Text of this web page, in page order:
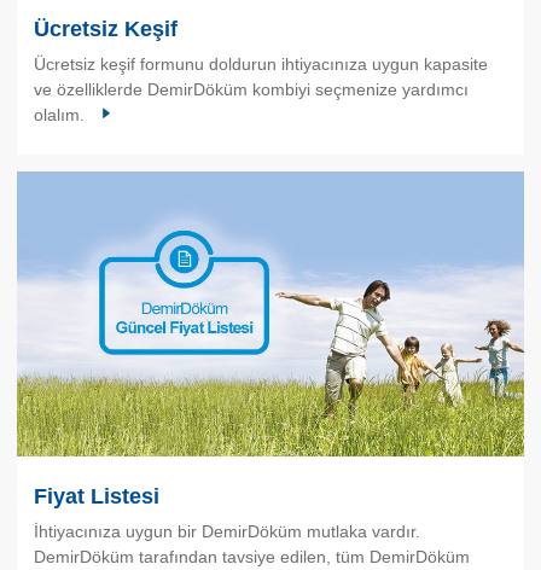
Ücretsiz Keşif
Ücretsiz keşif formunu doldurun ihtiyacınıza uygun kapasite
ve özelliklerde DemirDöküm kombiyi seçmenize yardımcı
olalım.
Fiyat Listesi
İhtiyacınıza uygun bir DemirDöküm mutlaka vardır.
DemirDöküm tarafından tavsiye edilen, tüm DemirDöküm